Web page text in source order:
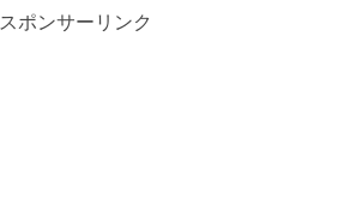
スポンサーリンク